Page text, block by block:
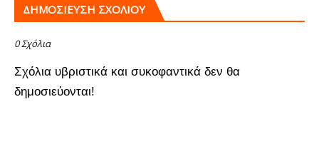
ΔΗΜΟΣΊΕΥΣΗ ΣΧΟΛΊΟΥ
0 Σχόλια
Σχόλια υβριστικά και συκοφαντικά δεν θα
δημοσιεύονται!